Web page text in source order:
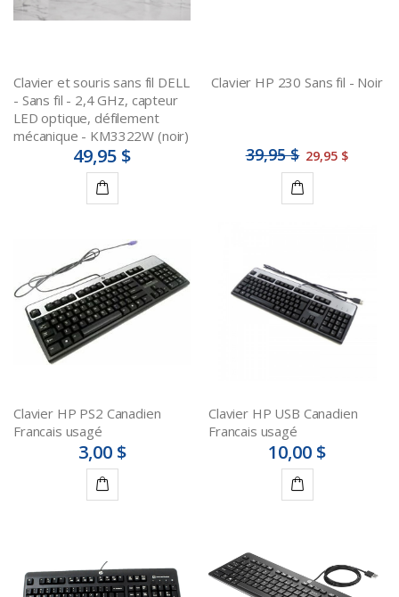
Clavier et souris sans fil DELL
- Sans fil - 2,4 GHz, capteur
LED optique, défilement
mécanique - KM3322W (noir)
49,95 $
au
panier
Clavier HP 230 Sans fil - Noir
39,95 $ 29,95 $
panier
Clavier HP PS2 Canadien
Francais usagé
3,00 $
panier
Clavier HP USB Canadien
Francais usagé
10,00 $
panier